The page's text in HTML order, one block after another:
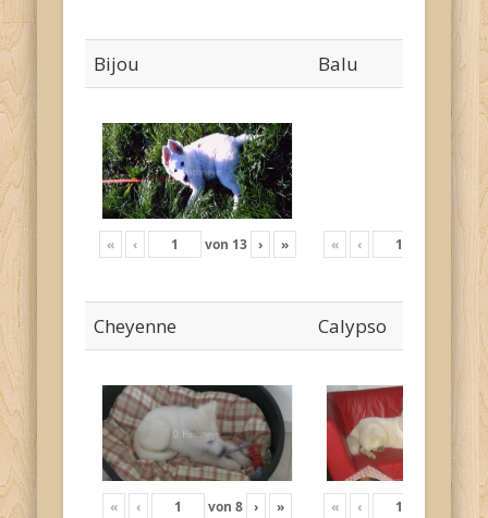
Bijou Balu
« ‹ von 13 › » « ‹ ›
Cheyenne Calypso
« ‹ von8 › » « ‹